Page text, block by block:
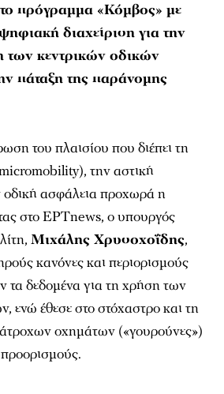
το πρόγραμμα «Κόμβος» με
διαχείριση για την
κεντρικών οδικών
πάταξη της παράνομης
του πλαισίου που διέπει τη
την αστική
οδική ασφάλεια προχωρά η
στο ΕΡΤnews, ο υπουργός
Μιχάλης Χρυσοχοΐδης,
κανόνες και περιορισμούς
τα δεδομένα για τη χρήση των
ενώ έθεσε στο στόχαστρο και τη
οχημάτων («γουρούνες»)